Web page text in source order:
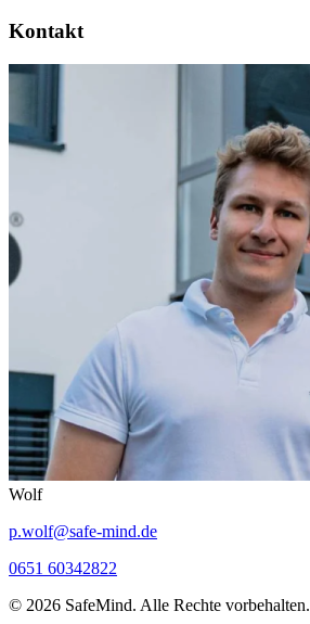
Kontakt
Wolf
p.wolf@safe-mind.de
0651 60342822
© 2026 SafeMind. Alle Rechte vorbehalten.